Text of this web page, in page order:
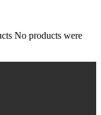
No products were